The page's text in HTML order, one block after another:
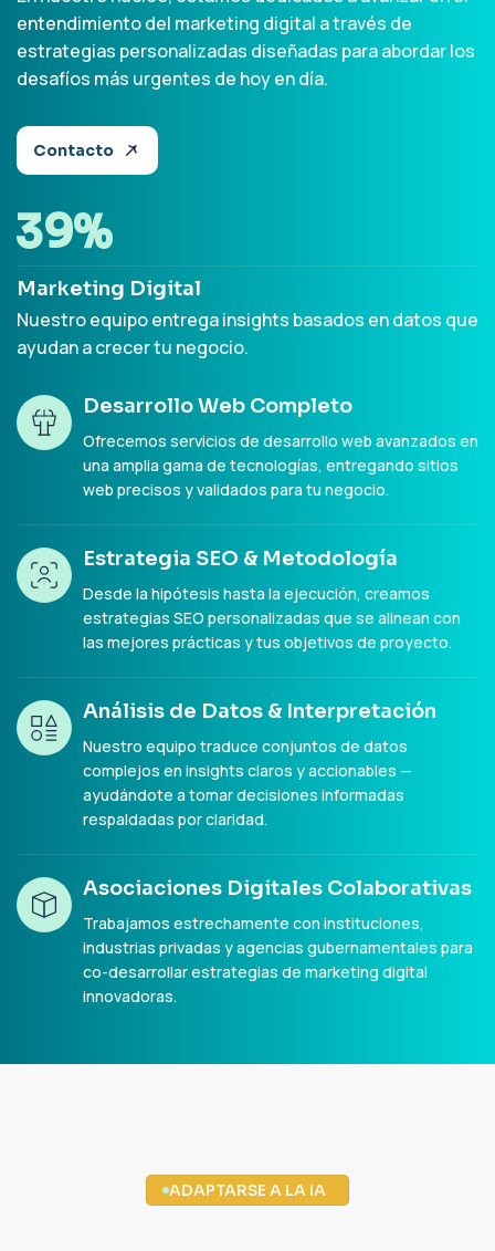
entendimiento del marketing digital a través de
estrategias personalizadas diseñadas para abordar los
desafíos más urgentes de hoy en día.
Contacto
80%
Marketing Digital
Nuestro equipo entrega insights basados en datos que
ayudan a crecer tu negocio.
Desarrollo Web Completo
Ofrecemos servicios de desarrollo web avanzados en
una amplia gama de tecnologías, entregando sitios
web precisos y validados para tu negocio.
Estrategia SEO & Metodología
Desde la hipótesis hasta la ejecución, creamos
estrategias SEO personalizadas que se alinean con
las mejores prácticas y tus objetivos de proyecto.
Análisis de Datos & Interpretación
Nuestro equipo traduce conjuntos de datos
complejos en insights claros y accionables —
ayudándote a tomar decisiones informadas
respaldadas por claridad.
Asociaciones Digitales Colaborativas
Trabajamos estrechamente con instituciones,
industrias privadas y agencias gubernamentales para
co-desarrollar estrategias de marketing digital
innovadoras.
ADAPTARSE A LA IA